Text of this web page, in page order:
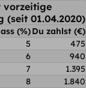
vorzeitige
(seit 01.04.2020)
(%)Du zahlst (€)
5
475
6
940
7
1.395
8
1.840